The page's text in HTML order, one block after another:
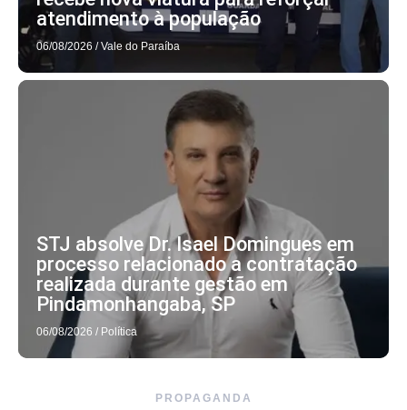
atendimento à população
06/08/2026 / Vale do Paraíba
STJ absolve Dr. Isael Domingues em
processo relacionado a contratação
realizada durante gestão em
Pindamonhangaba, SP
06/08/2026 / Política
PROPAGANDA